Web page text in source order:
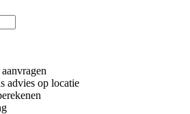
advies op locatie